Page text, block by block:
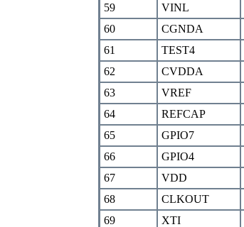
59
VINL
60
CGNDA
61
TEST4
62
CVDDA
63
VREF
64
REFCAP
65
GPIO7
66
GPIO4
67
VDD
68
CLKOUT
69
XTI